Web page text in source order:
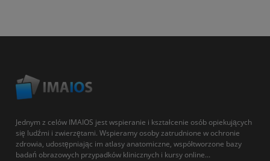
Jednym z celów IMAIOS jest wspieranie i kształcenie osób opiekujących
się ludźmi i zwierzętami. Wspieramy osoby zatrudnione w ochronie
zdrowia, udostępniając im atlasy anatomiczne, współtworzone bazy
badań obrazowych przypadków klinicznych i kursy online...